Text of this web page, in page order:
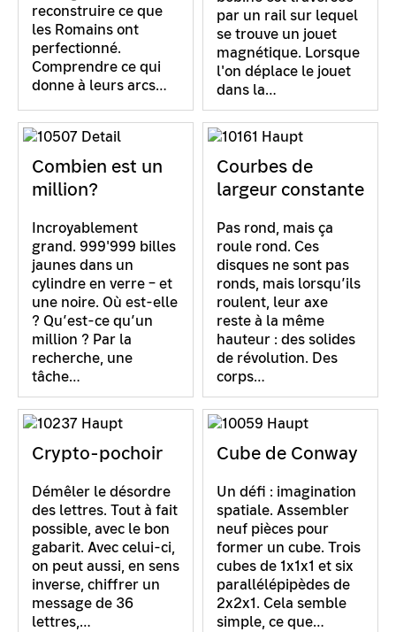
reconstruire ce que
les Romains ont
perfectionné.
Comprendre ce qui
donne à leurs arcs…
par un rail sur lequel
se trouve un jouet
magnétique. Lorsque
l'on déplace le jouet
dans la…
Combien est un
million?
Incroyablement
grand. 999'999 billes
jaunes dans un
cylindre en verre – et
une noire. Où est-elle
? Qu’est-ce qu’un
million ? Par la
recherche, une
tâche…
Courbes de
largeur constante
Pas rond, mais ça
roule rond. Ces
disques ne sont pas
ronds, mais lorsqu’ils
roulent, leur axe
reste à la même
hauteur : des solides
de révolution. Des
corps…
Crypto-pochoir
Démêler le désordre
des lettres. Tout à fait
possible, avec le bon
gabarit. Avec celui-ci,
on peut aussi, en sens
inverse, chiffrer un
message de 36
lettres,…
Cube de Conway
Un défi : imagination
spatiale. Assembler
neuf pièces pour
former un cube. Trois
cubes de 1x1x1 et six
parallélépipèdes de
2x2x1. Cela semble
simple, ce que…